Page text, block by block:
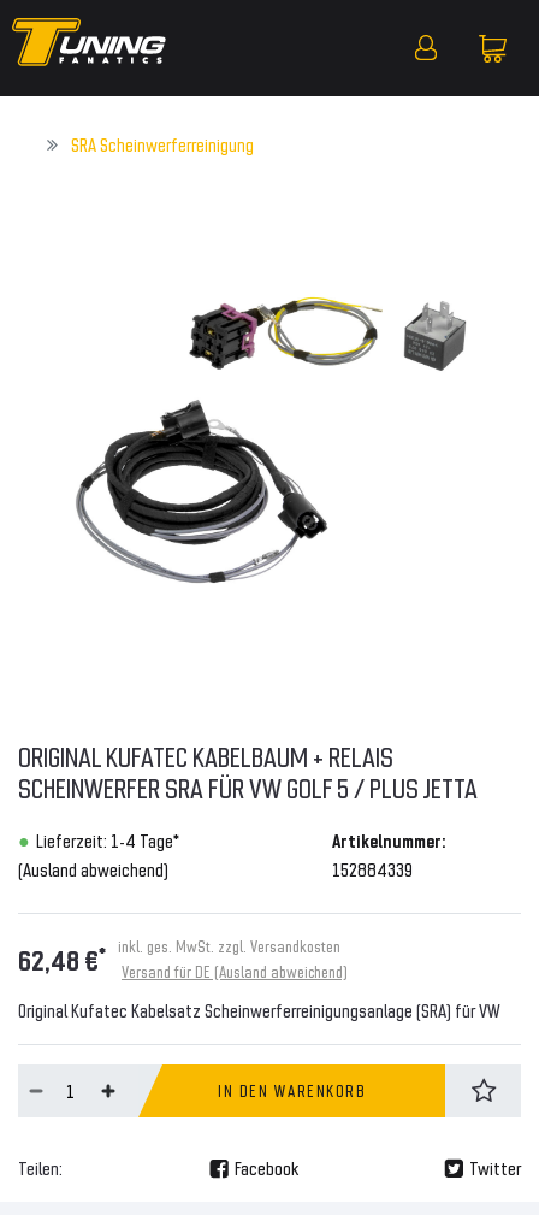
SRA Scheinwerferreinigung
ORIGINAL KUFATEC KABELBAUM + RELAIS
SCHEINWERFER SRA FÜR VW GOLF 5 / PLUS JETTA
Lieferzeit: 1-4 Tage*
(Ausland abweichend)
Artikelnummer:
152884339
62,48 €* inkl. ges. MwSt. zzgl. Versandkosten
Versand für DE (Ausland abweichend)
Original Kufatec Kabelsatz Scheinwerferreinigungsanlage (SRA) für VW
IN DEN WARENKORB
Teilen: Facebook Twitter